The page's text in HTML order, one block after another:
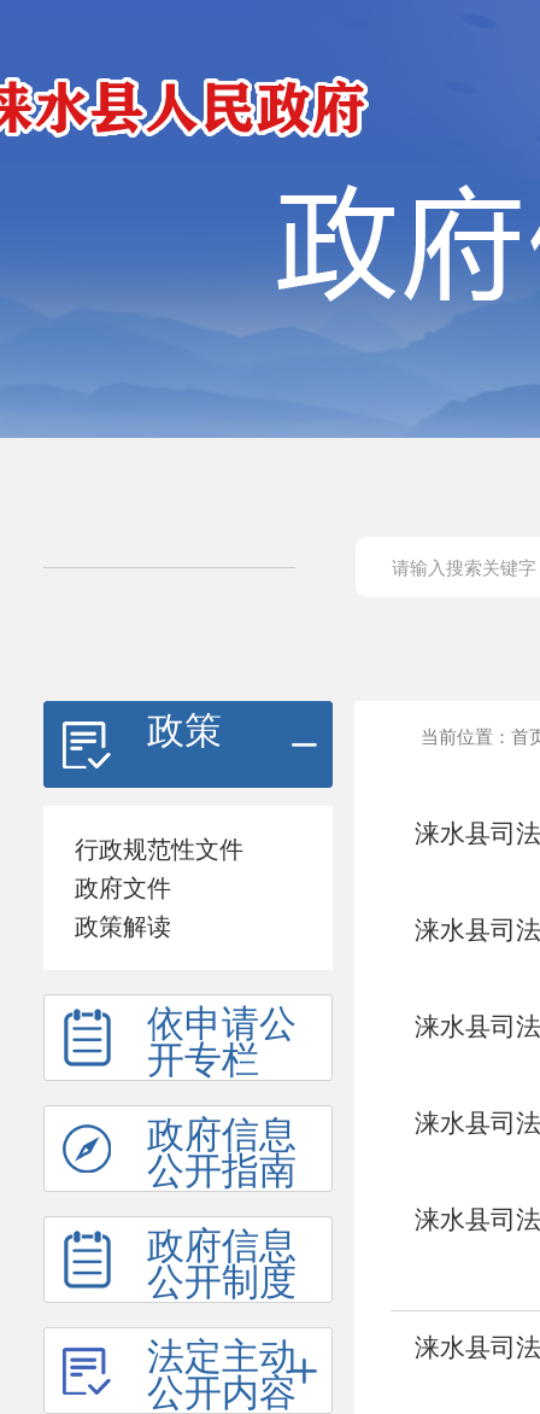
政策
行政规范性文件
政府文件
政策解读
依申请公
开专栏
政府信息
公开指南
政府信息
公开制度
法定主动
公开内容
当前位置： 首
涞水县司
涞水县司
涞水县司
涞水县司
涞水县司
涞水县司